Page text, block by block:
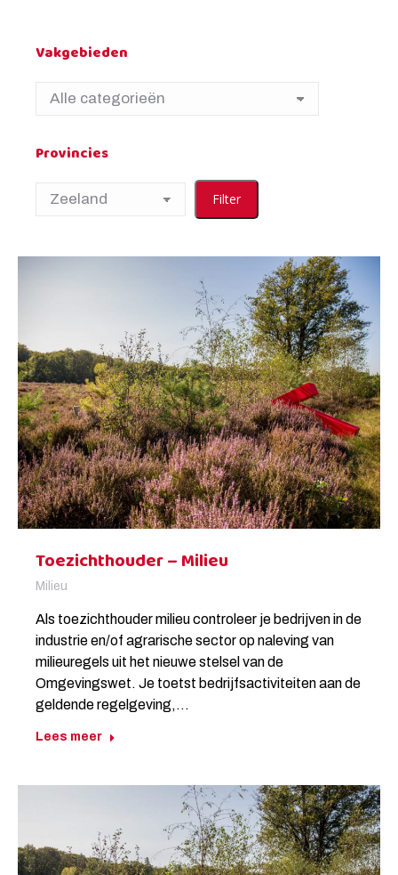
Vakgebieden
Provincies
Toezichthouder – Milieu
Milieu
Als toezichthouder milieu controleer je bedrijven in de
industrie en/of agrarische sector op naleving van
milieuregels uit het nieuwe stelsel van de
Omgevingswet. Je toetst bedrijfsactiviteiten aan de
geldende regelgeving,…
Lees meer